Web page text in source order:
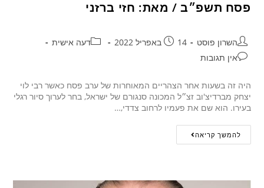
פסח תשפ״ב / מאת: חזי ברזני
השרון פוסט 14 באפריל 2022
דעה אישית
אין תגובות
היה זה בשעות אחר הצהריים המאוחרות של ערב פסח כאשר רבי לוי
יצחק מברדיצ'וב זצ״ל המכונה סנגורם של ישראל, בחר לערוך סיור רגלי
בעירו. הוא שם את פעמיו לרחוב צדדי,…
להמשך קריאה